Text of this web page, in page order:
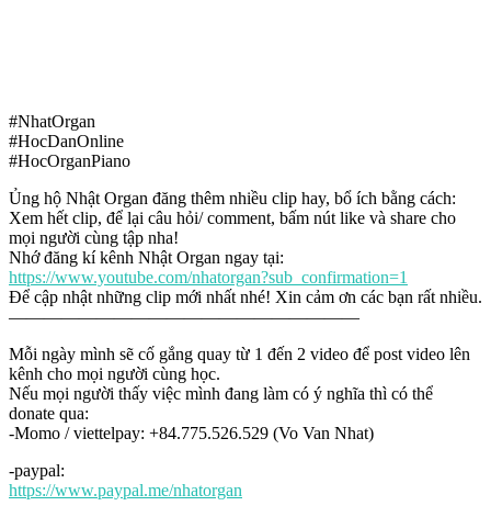
#NhatOrgan
#HocDanOnline
#HocOrganPiano
Ủng hộ Nhật Organ đăng thêm nhiều clip hay, bổ ích bằng cách:
Xem hết clip, để lại câu hỏi/ comment, bấm nút like và share cho
mọi người cùng tập nha!
Nhớ đăng kí kênh Nhật Organ ngay tại:
https://www.youtube.com/nhatorgan?sub_confirmation=1
Để cập nhật những clip mới nhất nhé! Xin cảm ơn các bạn rất nhiều.
————————————————————
Mỗi ngày mình sẽ cố gắng quay từ 1 đến 2 video để post video lên
kênh cho mọi người cùng học.
Nếu mọi người thấy việc mình đang làm có ý nghĩa thì có thể
donate qua:
-Momo / viettelpay: +84.775.526.529 (Vo Van Nhat)
-paypal:
https://www.paypal.me/nhatorgan